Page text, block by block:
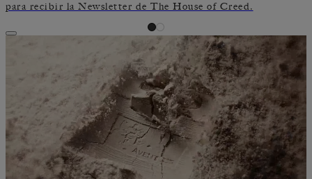
para recibir la Newsletter de The House of Creed.